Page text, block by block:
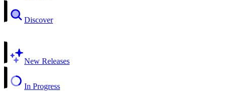
Discover
New Releases
In Progress